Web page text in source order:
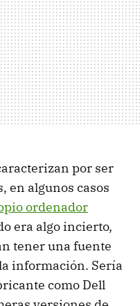
por ser
en algunos casos
ordenador
era algo incierto,
tener una fuente
información. Sería
como Dell